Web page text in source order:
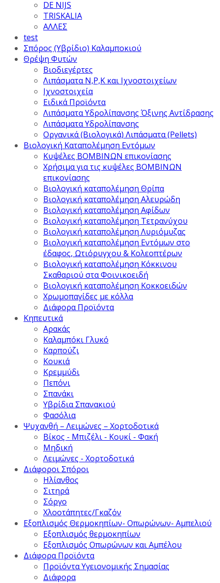
DE NIJS
TRISKALIA
ΑΛΛΕΣ
test
Σπόρος (Υβρίδιο) Καλαμποκιού
Θρέψη Φυτών
Βιοδιεγέρτες
Λιπάσματα Ν,Ρ,Κ και Ιχνοστοιχείων
Ιχνοστοιχεία
Ειδικά Προϊόντα
Λιπάσματα Υδρολίπανσης Όξινης Αντίδρασης
Λιπάσματα Υδρολίπανσης
Οργανικά (Βιολογικά) Λιπάσματα (Pellets)
Βιολογική Καταπολέμηση Εντόμων
Κυψέλες ΒΟΜΒΙΝΩΝ επικονίασης
Χρήσιμα για τις κυψέλες ΒΟΜΒΙΝΩΝ
επικονίασης
Βιολογική καταπολέμηση Θρίπα
Βιολογική καταπολέμηση Αλευρώδη
Βιολογική καταπολέμηση Αφίδων
Βιολογική καταπολέμηση Τετρανύχου
Βιολογική καταπολέμηση Λυριόμυζας
Βιολογική καταπολέμηση Εντόμων στο
έδαφος, Ωτιόρυγχου & Κολεοπτέρων
Βιολογική καταπολέμηση Κόκκινου
Σκαθαριού στα Φοινικοειδή
Βιολογική καταπολέμηση Κοκκοειδών
Χρωμοπαγίδες με κόλλα
Διάφορα Προϊόντα
Κηπευτικά
Αρακάς
Καλαμπόκι Γλυκό
Καρπούζι
Κουκιά
Κρεμμύδι
Πεπόνι
Σπανάκι
Υβρίδια Σπανακιού
Φασόλια
Ψυχανθή – Λειμώνες – Χορτοδοτικά
Βίκος - Μπιζέλι - Κουκί - Φακή
Μηδική
Λειμώνες - Χορτοδοτικά
Διάφοροι Σπόροι
Ηλίανθος
Σιτηρά
Σόργο
Χλοοτάπητες/Γκαζόν
Εξοπλισμός Θερμοκηπίων- Οπωρώνων- Αμπελιού
Εξοπλισμός θερμοκηπίων
Εξοπλισμός Οπωρώνων και Αμπέλου
Διάφορα Προϊόντα
Προϊόντα Υγειονομικής Σημασίας
Διάφορα